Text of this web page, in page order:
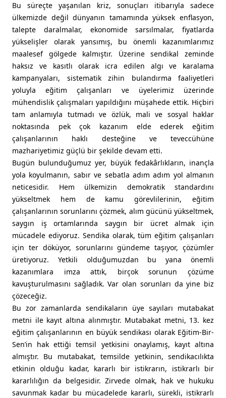
Bu süreçte yaşanılan kriz, sonuçları itibarıyla sadece
ülkemizde değil dünyanın tamamında yüksek enflasyon,
talepte daralmalar, ekonomide sarsılmalar, fiyatlarda
yükselişler olarak yansımış, bu önemli kazanımlarımız
maalesef gölgede kalmıştır. Üzerine sendikal zeminde
haksız ve kasıtlı olarak icra edilen algı ve karalama
kampanyaları, sistematik zihin bulandırma faaliyetleri
yoluyla eğitim çalışanları ve üyelerimiz üzerinde
mühendislik çalışmaları yapıldığını müşahede ettik. Hiçbiri
tam anlamıyla tutmadı ve özlük, mali ve sosyal haklar
noktasında pek çok kazanım elde ederek eğitim
çalışanlarının haklı desteğine ve teveccühüne
mazhariyetimiz güçlü bir şekilde devam etti.
Bugün bulunduğumuz yer, büyük fedakârlıkların, inançla
yola koyulmanın, sabır ve sebatla adım adım yol almanın
neticesidir. Hem ülkemizin demokratik standardını
yükseltmek hem de kamu görevlilerinin, eğitim
çalışanlarının sorunlarını çözmek, alım gücünü yükseltmek,
saygın iş ortamlarında saygın bir ücret almak için
mücadele ediyoruz. Sendika olarak, tüm eğitim çalışanları
için ter döküyor, sorunlarını gündeme taşıyor, çözümler
üretiyoruz. Yetkili olduğumuzdan bu yana önemli
kazanımlara imza attık, birçok sorunun çözüme
kavuşturulmasını sağladık. Var olan sorunları da yine biz
çözeceğiz.
Bu zor zamanlarda sendikaların üye sayıları mutabakat
metni ile kayıt altına alınmıştır. Mutabakat metni, 13. kez
eğitim çalışanlarının en büyük sendikası olarak Eğitim-Bir-
Sen’in hak ettiği temsil yetkisini onaylamış, kayıt altına
almıştır. Bu mutabakat, temsilde yetkinin, sendikacılıkta
etkinin olduğu kadar, kararlı bir istikrarın, istikrarlı bir
kararlılığın da belgesidir. Zirvede olmak, hak ve hukuku
savunmak kadar bu mücadelede kararlı, sürekli, istikrarlı